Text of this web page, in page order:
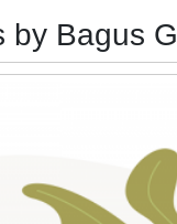
by Bagus